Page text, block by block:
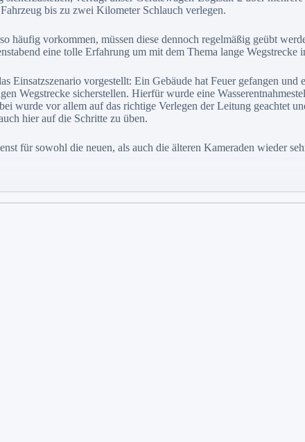
bis zu zwei Kilometer Schlauch verlegen.
häufig vorkommen, müssen diese dennoch regelmäßig geübt
eine tolle Erfahrung um mit dem Thema lange Wegstrecke
Einsatzszenario vorgestellt: Ein Gebäude hat Feuer gefangen und
Wegstrecke sicherstellen. Hierfür wurde eine
wurde vor allem auf das richtige Verlegen der Leitung geachtet
hier auf die Schritte zu üben.
für sowohl die neuen, als auch die älteren Kameraden wieder